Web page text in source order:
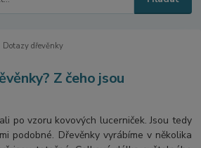
Dotazy dřevěnky
Z čeho jsou
po vzoru kovových lucerniček. Jsou tedy
podobné. Dřevěnky vyrábíme v několika